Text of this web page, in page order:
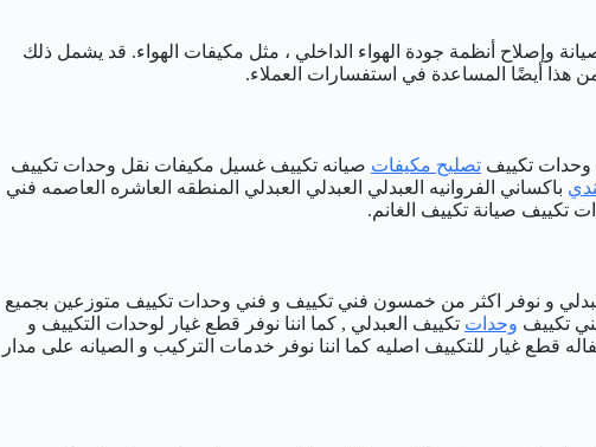
وإصلاح أنظمة جودة الهواء الداخلي ، مثل مكيفات الهواء. قد يشمل ذلك
هذا أيضًا المساعدة في استفسارات العملاء.
وحدات تكييف تصليح مكيفات صيانه تكييف غسيل مكيفات نقل وحدات تكييف
باكساني الفروانيه العبدلي العبدلي العبدلي المنطقه العاشره العاصمه فني
تكييف صيانة تكييف الغانم.
و نوفر اكثر من خمسون فني تكييف و فني وحدات تكييف متوزعين بجميع
تكييف وحدات تكييف العبدلي , كما اننا نوفر قطع غيار لوحدات التكييف و
قطع غيار للتكييف اصليه كما اننا نوفر خدمات التركيب و الصيانه على مدار